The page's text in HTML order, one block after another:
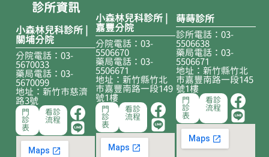
診所資訊
小森林兒科診所 |
關埔分院
分院電話：03-
5670033
藥局電話：03-
5670099
地址：新竹市慈濟
路3號
門
診
表
看診
流程
小森林兒科診所 |
嘉豐分院
分院電話：03-
5506670
藥局電話：03-
5506671
地址：新竹縣竹北
市嘉豐南路一段149
號1樓
門
診
表
看診
流程
蒔蒔診所
診所電話：03-
5506638
藥局電話：03-
5506671
地址：新竹縣竹北
市嘉豐南路一段145
號1樓
門
診
表
看診
流程